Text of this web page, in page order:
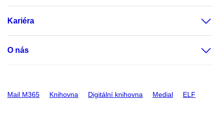
Kariéra
O nás
Mail M365 Knihovna Digitální knihovna Medial ELF